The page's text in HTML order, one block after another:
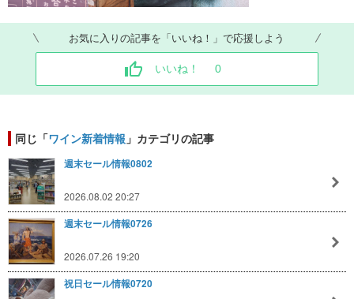
お気に入りの記事を「いいね！」で応援しよう
いいね！ 0
同じ「ワイン新着情報 」カテゴリの記事
週末セール情報0802
2026.08.02 20:27
週末セール情報0726
2026.07.26 19:20
祝日セール情報0720